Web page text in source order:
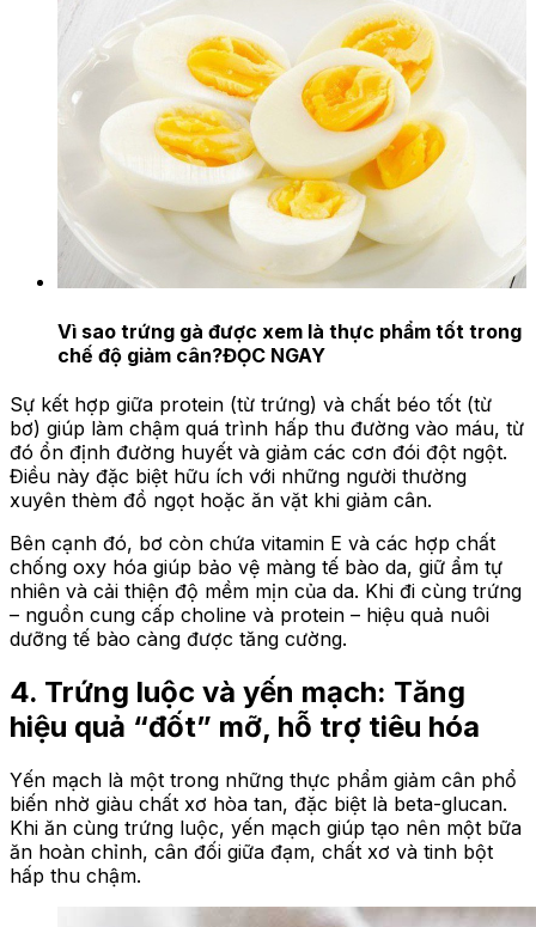
Vì sao trứng gà được xem là thực phẩm tốt trong
chế độ giảm cân?ĐỌC NGAY
Sự kết hợp giữa protein (từ trứng) và chất béo tốt (từ
bơ) giúp làm chậm quá trình hấp thu đường vào máu, từ
đó ổn định đường huyết và giảm các cơn đói đột ngột.
Điều này đặc biệt hữu ích với những người thường
xuyên thèm đồ ngọt hoặc ăn vặt khi giảm cân.
Bên cạnh đó, bơ còn chứa vitamin E và các hợp chất
chống oxy hóa giúp bảo vệ màng tế bào da, giữ ẩm tự
nhiên và cải thiện độ mềm mịn của da. Khi đi cùng trứng
– nguồn cung cấp choline và protein – hiệu quả nuôi
dưỡng tế bào càng được tăng cường.
4. Trứng luộc và yến mạch: Tăng
hiệu quả “đốt” mỡ, hỗ trợ tiêu hóa
Yến mạch là một trong những thực phẩm giảm cân phổ
biến nhờ giàu chất xơ hòa tan, đặc biệt là beta-glucan.
Khi ăn cùng trứng luộc, yến mạch giúp tạo nên một bữa
ăn hoàn chỉnh, cân đối giữa đạm, chất xơ và tinh bột
hấp thu chậm.